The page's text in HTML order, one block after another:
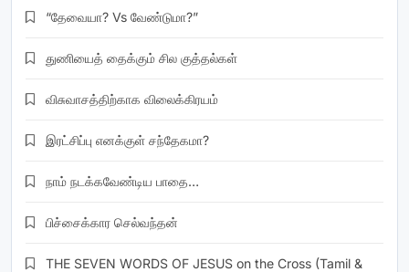
“தேவையா? Vs வேண்டுமா?”
துணியைத் தைக்கும் சில குத்தல்கள்
விசுவாசத்திற்காக விலைக்கிரயம்
இரட்சிப்பு எனக்குள் சந்தேகமா?
நாம் நடக்கவேண்டிய பாதை…
பிச்சைக்கார செல்வந்தன்
THE SEVEN WORDS OF JESUS on the Cross (Tamil &